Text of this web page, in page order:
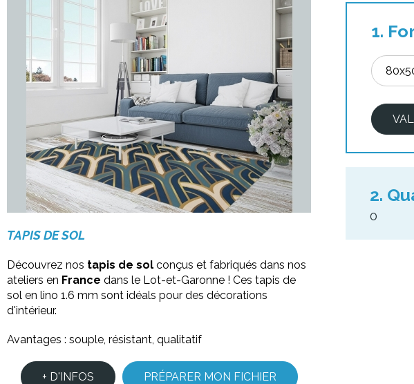
TAPIS DE SOL
Découvrez nos tapis de sol conçus et fabriqués dans nos
ateliers en France dans le Lot-et-Garonne ! Ces tapis de
sol en lino 1.6 mm sont idéals pour des décorations
d'intérieur.
Avantages : souple, résistant, qualitatif
+ D'INFOS PRÉPARER MON FICHIER
1.
2.
0